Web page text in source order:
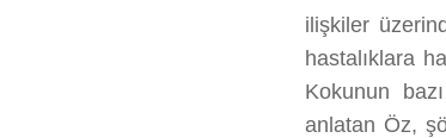
ilişkiler
hastalıklara
Kokunun
anlatan Öz,